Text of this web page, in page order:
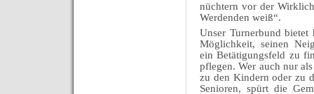
nüchtern vor der
Werdenden weiß“.
Unser Turnerbund
Möglichkeit, seinen
ein Betätigungsfeld zu
pflegen. Wer auch nur
zu den Kindern oder zu
Senioren, spürt die